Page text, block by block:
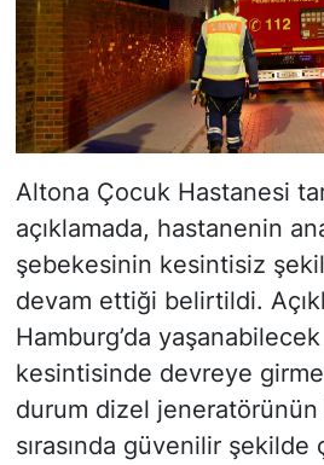
Altona Çocuk Hastanesi
açıklamada, hastanenin
şebekesinin kesintisiz
devam ettiği belirtildi.
Hamburg’da
kesintisinde devreye
durum dizel jeneratörünün
sırasında güvenilir şekilde